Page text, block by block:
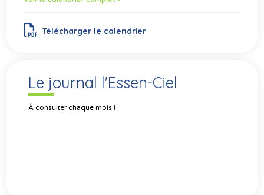
Télécharger le calendrier
Le journal l'Essen-Ciel
À consulter chaque mois !